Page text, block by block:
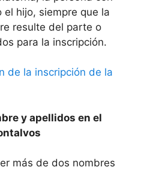
hijo, siempre que la
resulte del parte o
para la inscripción.
de la inscripción de la
y apellidos en el
más de dos nombres